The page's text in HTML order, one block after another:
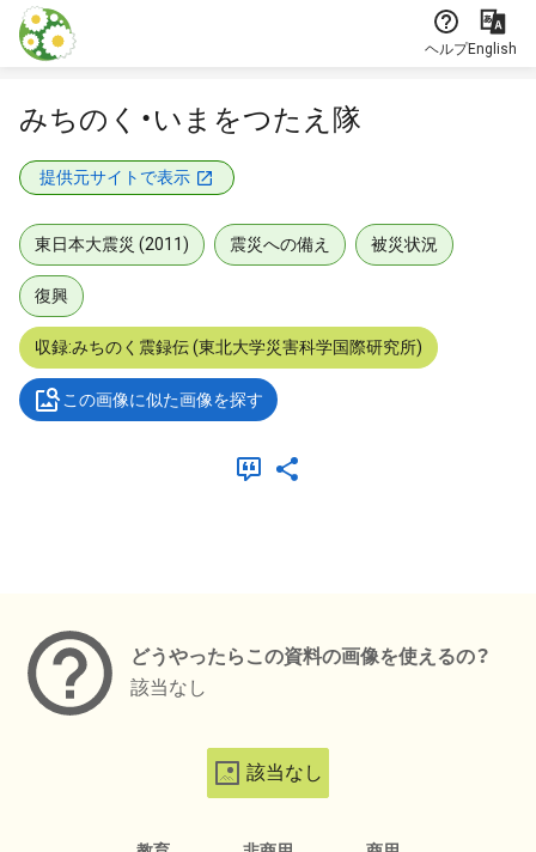
本文に飛ぶ
ヘルプEnglish
みちのく・いまをつたえ隊
提供元サイトで表示
東日本大震災 (2011) 震災への備え 被災状況
復興
収録:みちのく震録伝 (東北大学災害科学国際研究所)
この画像に似た画像を探す
どうやったらこの資料の画像を使えるの？
該当なし
該当なし